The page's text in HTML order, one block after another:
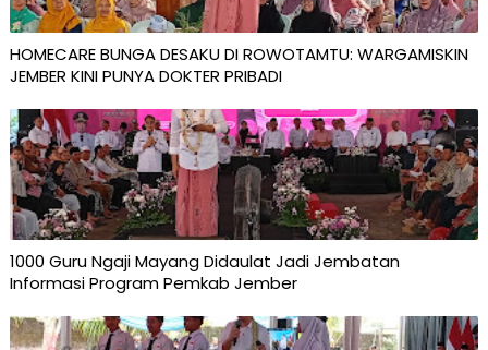
HOMECARE BUNGA DESAKU DI ROWOTAMTU: WARGAMISKIN
JEMBER KINI PUNYA DOKTER PRIBADI
1000 Guru Ngaji Mayang Didaulat Jadi Jembatan
Informasi Program Pemkab Jember